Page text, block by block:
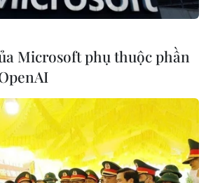
Nhật Bản
#Đảng Dân chủ Tự do
Nhật Bản
Microsoft phụ thuộc phần